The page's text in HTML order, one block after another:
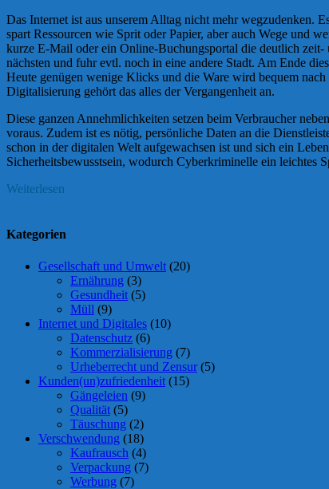
Das Internet ist aus unserem Alltag nicht mehr wegzudenken.
spart Ressourcen wie Sprit oder Papier, aber auch Wege und
kurze E-Mail oder ein Online-Buchungsportal die deutlich zeit-
nächsten und fuhr evtl. noch in eine andere Stadt. Am Ende
Heute genügen wenige Klicks und die Ware wird bequem
Digitalisierung gehört das alles der Vergangenheit an.
Diese ganzen Annehmlichkeiten setzen beim Verbraucher
voraus. Zudem ist es nötig, persönliche Daten an die
schon in der digitalen Welt aufgewachsen ist und sich ein
Sicherheitsbewusstsein, wodurch Cyberkriminelle ein leichtes
Weiterlesen
Kategorien
Gesellschaft und Umwelt (20)
Ernährung (3)
Gesundheit (5)
Müll (9)
Internet und Digitales (10)
Datenschutz (6)
Kommerzialisierung (7)
Urheberrecht und Zensur (5)
Kunden(un)zufriedenheit (15)
Gängeleien (9)
Qualität (5)
Täuschung (2)
Verschwendung (18)
Kaufrausch (4)
Verpackung (7)
Werbung (7)